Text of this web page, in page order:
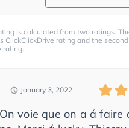
is calculated from two ratings.
ClickClickDrive rating and the
rating.
January 3, 2022
voie que on a á faire